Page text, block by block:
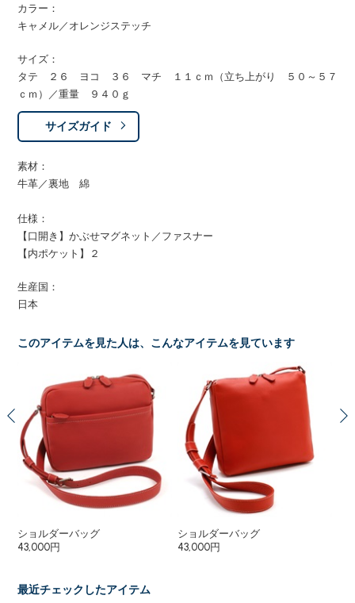
カラー：
キャメル／オレンジステッチ
サイズ：
タテ ２６ ヨコ ３６ マチ １１ｃｍ（立ち上がり ５０～５７
ｃｍ）／重量 ９４０ｇ
サイズガイド
素材：
牛革／裏地 綿
仕様：
【口開き】かぶせマグネット／ファスナー
【内ポケット】２
生産国：
日本
このアイテムを見た人は、こんなアイテムを見ています
ショルダーバッグ
43,000円
ショルダーバッグ
43,000円
最近チェックしたアイテム